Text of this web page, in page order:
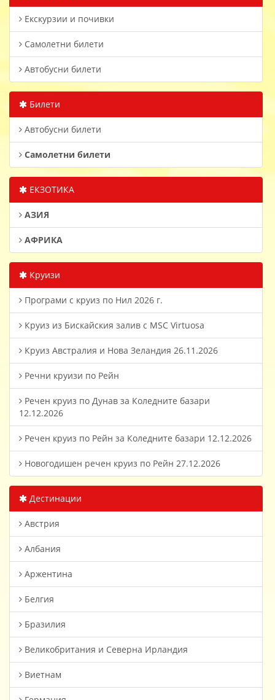
Екскурзии и почивки
Самолетни билети
Автобусни билети
Билети
Автобусни билети
Самолетни билети
ЕКЗОТИКА
АЗИЯ
АФРИКА
Круизи
Програми с круиз по Нил 2026 г.
Круиз из Бискайския залив с MSC Virtuosa
Круиз Австралия и Нова Зеландия 26.11.2026
Речни круизи по Рейн
Речен круиз по Дунав за Коледните базари
12.12.2026
Речен круиз по Рейн за Коледните базари 12.12.2026
Новогодишен речен круиз по Рейн 27.12.2026
Дестинации
Австрия
Албания
Аржентина
Белгия
Бразилия
Великобритания и Северна Ирландия
Виетнам